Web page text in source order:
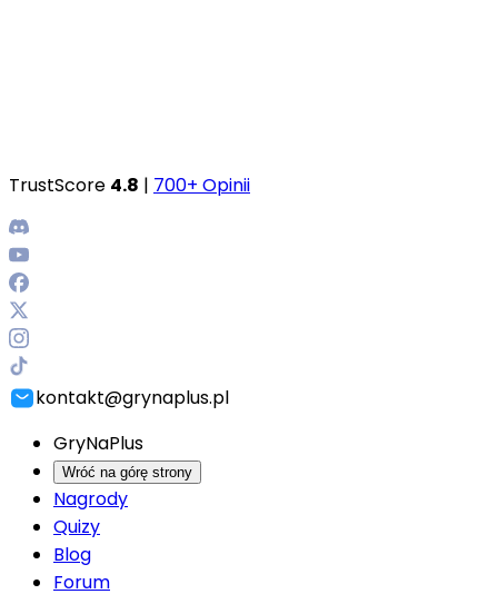
TrustScore 4.8 | 700+ Opinii
kontakt@grynaplus.pl
GryNaPlus
Wróć na górę strony
Nagrody
Quizy
Blog
Forum